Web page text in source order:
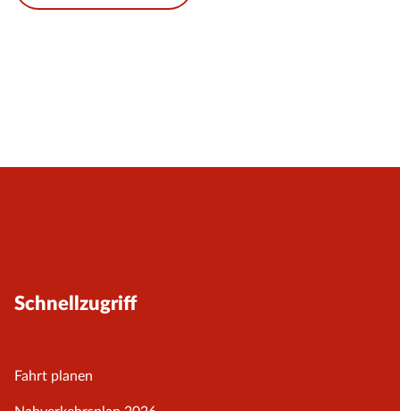
Schnellzugriff
Fahrt planen